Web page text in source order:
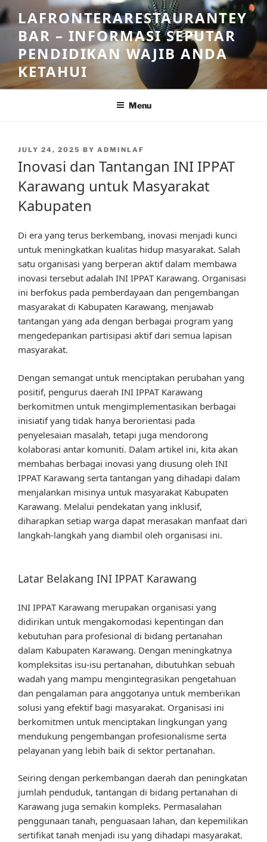
Skip
to
content
LAFRONTERARESTAURANTEY
BAR – INFORMASI SEPUTAR
PENDIDIKAN WAJIB ANDA
KETAHUI
Menu
POSTED
JULY 24, 2025 BY ADMINLAF
Inovasi dan Tantangan INI IPPAT
Karawang untuk Masyarakat
Kabupaten
Di era yang terus berkembang, inovasi menjadi kunci
untuk meningkatkan kualitas hidup masyarakat. Salah
satu organisasi yang berperan aktif dalam membawa
inovasi tersebut adalah INI IPPAT Karawang. Organisasi
ini berfokus pada pemberdayaan dan pengembangan
masyarakat di Kabupaten Karawang, menjawab
tantangan yang ada dengan berbagai program yang
mengedepankan partisipasi aktif dari semua lapisan
masyarakat.
Dengan semangat untuk menciptakan perubahan yang
positif, pengurus daerah INI IPPAT Karawang
berkomitmen untuk mengimplementasikan berbagai
inisiatif yang tidak hanya berorientasi pada
penyelesaian masalah, tetapi juga mendorong
kolaborasi antar komuniti. Dalam artikel ini, kita akan
membahas berbagai inovasi yang diusung oleh INI
IPPAT Karawang serta tantangan yang dihadapi dalam
menjalankan misinya untuk masyarakat Kabupaten
Karawang. Melalui pendekatan yang inklusif,
diharapkan setiap warga dapat merasakan manfaat dari
langkah-langkah yang diambil oleh organisasi ini.
Latar Belakang INI IPPAT Karawang
INI IPPAT Karawang merupakan organisasi yang
didirikan untuk mengakomodasi kepentingan dan
kebutuhan para profesional di bidang pertanahan
dalam Kabupaten Karawang. Dengan meningkatnya
kompleksitas isu-isu pertanahan, dibutuhkan sebuah
wadah yang mampu mengintegrasikan pengetahuan
dan pengalaman para anggotanya untuk memberikan
solusi yang efektif bagi masyarakat. Organisasi ini
berkomitmen untuk menciptakan lingkungan yang
mendukung pengembangan profesionalisme serta
pelayanan yang lebih baik di sektor pertanahan.
Seiring dengan perkembangan daerah dan peningkatan
jumlah penduduk, tantangan di bidang pertanahan di
Karawang juga semakin kompleks. Permasalahan
penggunaan tanah, penguasaan lahan, dan kepemilikan
sertifikat tanah menjadi isu yang dihadapi masyarakat.